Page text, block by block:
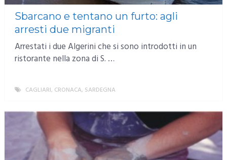
Sbarcano e tentano un furto: agli
arresti due migranti
Arrestati i due Algerini che si sono introdotti in un
ristorante nella zona di S. …
CAGLIARI, CRONACA, SARDEGNA